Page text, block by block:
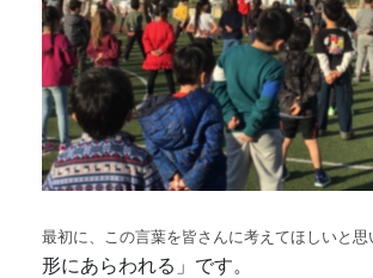
最初に、この言葉を皆さんに考えてほしいと思
形にあらわれる」です。